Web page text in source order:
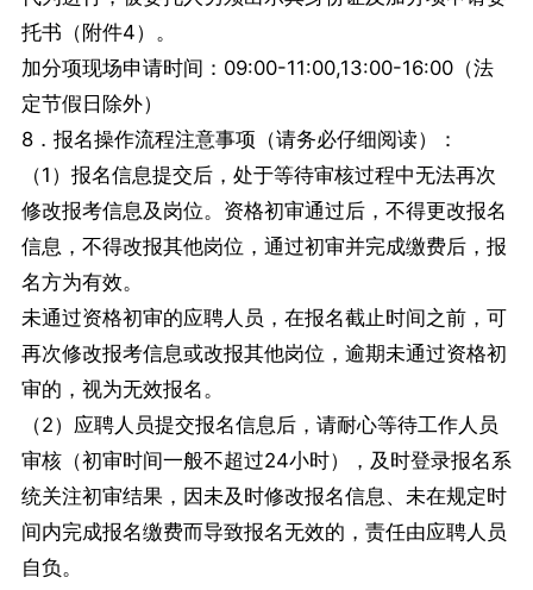
托书（附件4）。
加分项现场申请时间：09:00-11:00,13:00-16:00（法
定节假日除外）
8．报名操作流程注意事项（请务必仔细阅读）：
（1）报名信息提交后，处于等待审核过程中无法再次
修改报考信息及岗位。资格初审通过后，不得更改报名
信息，不得改报其他岗位，通过初审并完成缴费后，报
名方为有效。
未通过资格初审的应聘人员，在报名截止时间之前，可
再次修改报考信息或改报其他岗位，逾期未通过资格初
审的，视为无效报名。
（2）应聘人员提交报名信息后，请耐心等待工作人员
审核（初审时间一般不超过24小时），及时登录报名系
统关注初审结果，因未及时修改报名信息、未在规定时
间内完成报名缴费而导致报名无效的，责任由应聘人员
自负。